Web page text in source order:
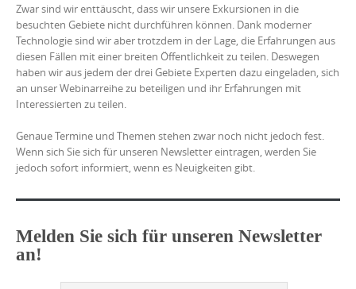
Zwar sind wir enttäuscht, dass wir unsere Exkursionen in die
besuchten Gebiete nicht durchführen können. Dank moderner
Technologie sind wir aber trotzdem in der Lage, die Erfahrungen aus
diesen Fällen mit einer breiten Öffentlichkeit zu teilen. Deswegen
haben wir aus jedem der drei Gebiete Experten dazu eingeladen, sich
an unser Webinarreihe zu beteiligen und ihr Erfahrungen mit
Interessierten zu teilen.
Genaue Termine und Themen stehen zwar noch nicht jedoch fest.
Wenn sich Sie sich für unseren Newsletter eintragen, werden Sie
jedoch sofort informiert, wenn es Neuigkeiten gibt.
Melden Sie sich für unseren Newsletter
an!